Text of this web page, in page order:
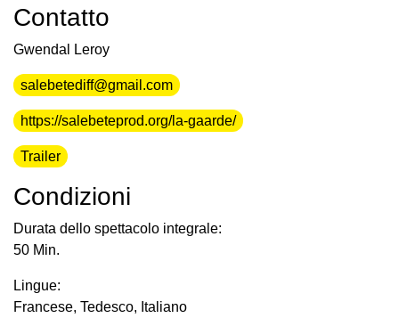
Contatto
Gwendal Leroy
salebetediff@gmail.com
https://salebeteprod.org/la-gaarde/
Trailer
Condizioni
Durata dello spettacolo integrale:
50 Min.
Lingue:
Francese, Tedesco, Italiano